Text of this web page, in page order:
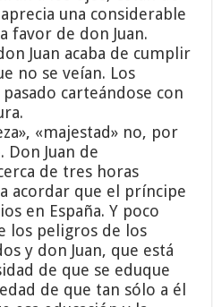
una considerable
favor de don Juan.
Juan acaba de cumplir
no se veían. Los
carteándose con
«majestad» no, por
Don Juan de
de tres horas
acordar que el príncipe
en España. Y poco
los peligros de los
y don Juan, que está
de que se eduque
de que tan sólo a él